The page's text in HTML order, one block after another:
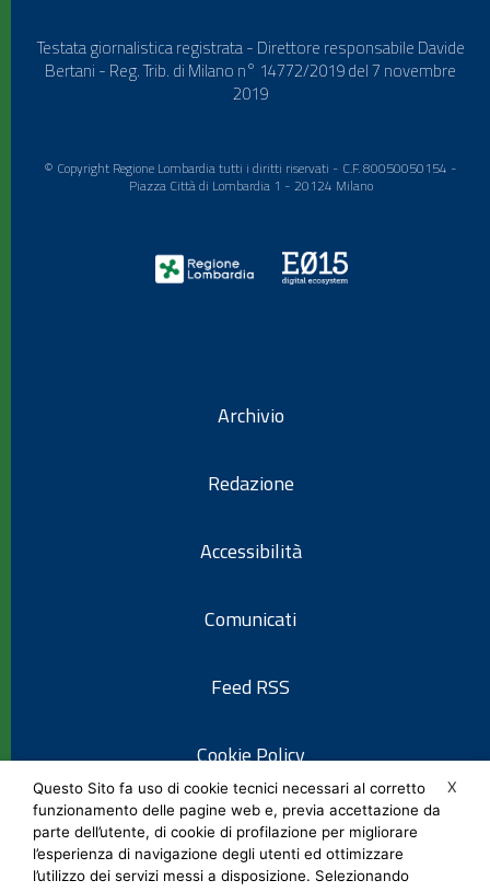
Testata giornalistica registrata - Direttore responsabile Davide
Bertani - Reg. Trib. di Milano n° 14772/2019 del 7 novembre
2019
© Copyright Regione Lombardia tutti i diritti riservati - C.F. 80050050154 -
Piazza Città di Lombardia 1 - 20124 Milano
Archivio
Redazione
Accessibilità
Comunicati
Feed RSS
Cookie Policy
Informativa privacy
X
Questo Sito fa uso di cookie tecnici necessari al corretto
funzionamento delle pagine web e, previa accettazione da
parte dell’utente, di cookie di profilazione per migliorare
l’esperienza di navigazione degli utenti ed ottimizzare
l’utilizzo dei servizi messi a disposizione. Selezionando